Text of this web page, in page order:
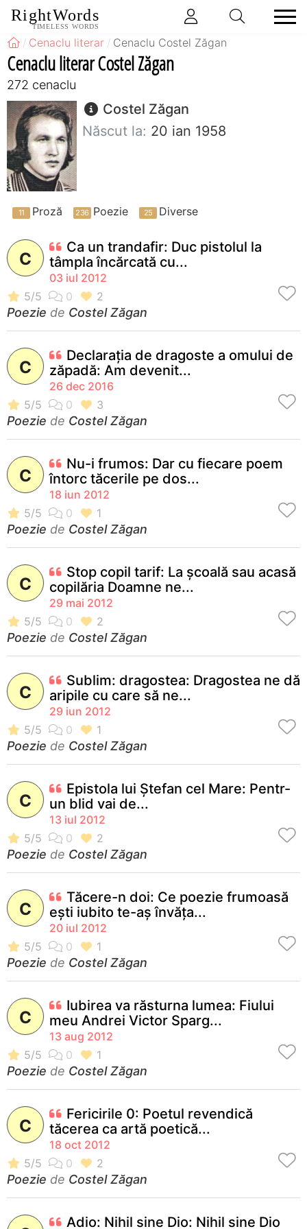
RightWords
TIMELESS WORDS
Cenaclu literar Cenaclu Costel Zăgan
Cenaclu literar Costel Zăgan
272 cenaclu
Costel Zăgan
Născut la: 20 ian 1958
Proză Poezie Diverse
C
Ca un trandafir: Duc pistolul la
tâmpla încărcată cu...
03 iul 2012
Poezie de Costel Zăgan
C
Declarația de dragoste a omului de
zăpadă: Am devenit...
26 dec 2016
Poezie de Costel Zăgan
C
Nu-i frumos: Dar cu fiecare poem
întorc tăcerile pe dos...
18 iun 2012
Poezie de Costel Zăgan
C
Stop copil tarif: La şcoală sau acasă
copilăria Doamne ne...
29 mai 2012
Poezie de Costel Zăgan
C
Sublim: dragostea: Dragostea ne dă
aripile cu care să ne...
29 iun 2012
Poezie de Costel Zăgan
C
Epistola lui Ştefan cel Mare: Pentr-
un blid vai de...
13 iul 2012
Poezie de Costel Zăgan
C
Tăcere-n doi: Ce poezie frumoasă
eşti iubito te-aş învăţa...
20 iul 2012
Poezie de Costel Zăgan
C
Iubirea va răsturna lumea: Fiului
meu Andrei Victor Sparg...
13 aug 2012
Poezie de Costel Zăgan
C
Fericirile 0: Poetul revendică
tăcerea ca artă poetică...
18 oct 2012
Poezie de Costel Zăgan
Adio: Nihil sine Dio: Nihil sine Dio